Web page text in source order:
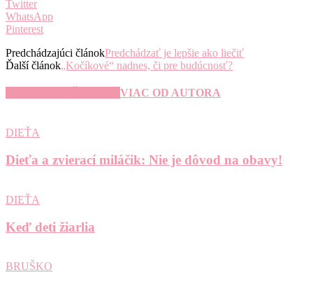
Twitter
WhatsApp
Pinterest
Predchádzajúci článokPredchádzať je lepšie ako liečiť
Ďalší článok„Kočíkové“ nadnes, či pre budúcnosť?
VIAC OD AUTORA
DIEŤA
Dieťa a zvierací miláčik: Nie je dôvod na obavy!
DIEŤA
Keď deti žiarlia
BRUŠKO